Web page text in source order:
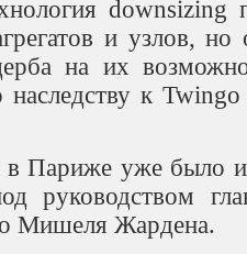
downsizing
и узлов,
на их
к
Париже уже было
руководством
Мишеля Жардена.